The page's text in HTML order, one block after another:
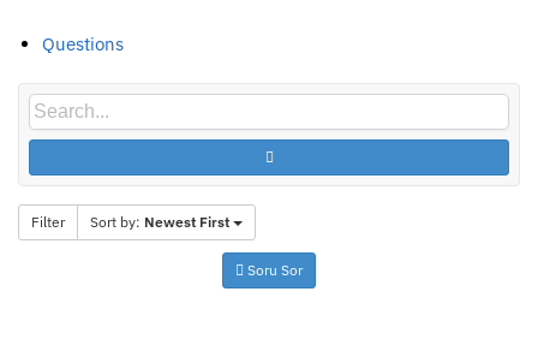
Questions
Filter Sort by: Newest First
Soru Sor